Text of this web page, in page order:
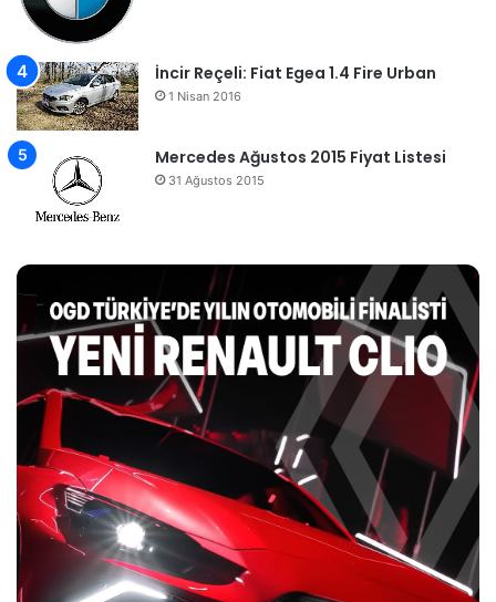
İncir Reçeli: Fiat Egea 1.4 Fire Urban
1 Nisan 2016
Mercedes Ağustos 2015 Fiyat Listesi
31 Ağustos 2015